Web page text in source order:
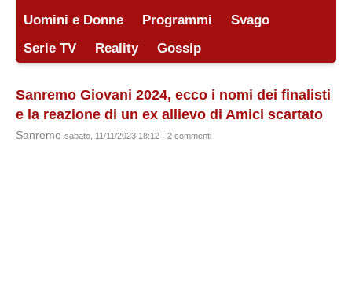
Uomini e Donne
Programmi
Svago
Serie TV
Reality Gossip
Sanremo Giovani 2024, ecco i nomi dei finalisti
e la reazione di un ex allievo di Amici scartato
Sanremo sabato, 11/11/2023 18:12 - 2 commenti